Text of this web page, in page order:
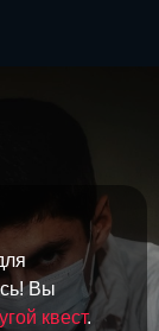
Вы
квест.